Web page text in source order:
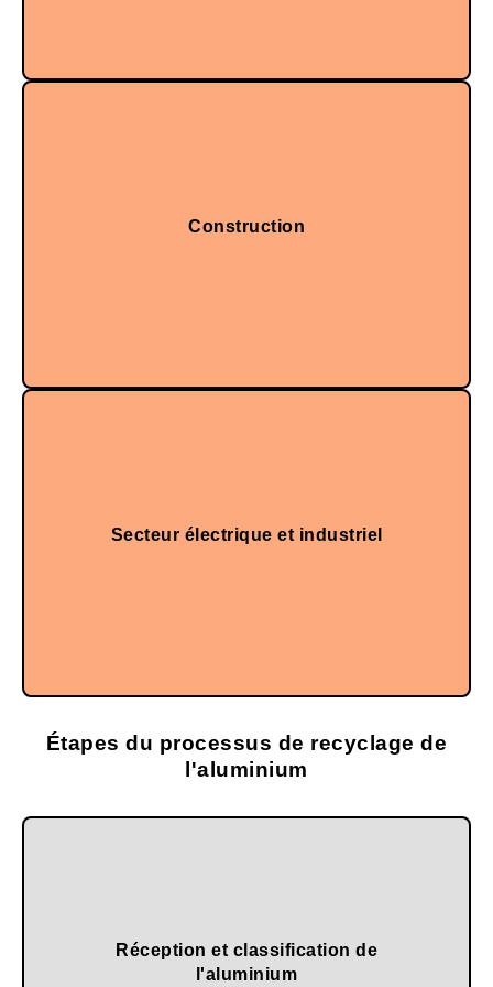
Étapes du processus de recyclage de
l'aluminium
Réception et classification de
l'aluminium
Il s'agit de séparer les impuretés et les autres métaux.
Construction
Dans les profils, les enceintes et les structures.
Secteur électrique et industriel
composants techniques.